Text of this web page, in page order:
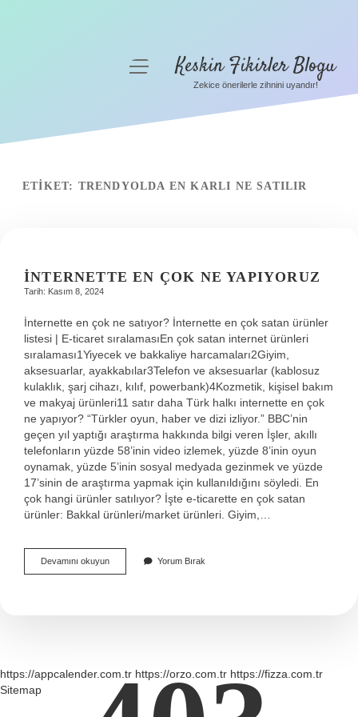
Gizlilik Politikası
menüyü
aç
Keskin Fikirler Blogu
Zekice önerilerle zihnini uyandır!
ETIKET: TRENDYOLDA EN KARLI NE SATILIR
İNTERNETTE EN ÇOK NE YAPIYORUZ
Tarih: Kasım 8, 2024
İnternette en çok ne satıyor? İnternette en çok satan ürünler
listesi | E-ticaret sıralamasıEn çok satan internet ürünleri
sıralaması1Yiyecek ve bakkaliye harcamaları2Giyim,
aksesuarlar, ayakkabılar3Telefon ve aksesuarlar (kablosuz
kulaklık, şarj cihazı, kılıf, powerbank)4Kozmetik, kişisel bakım
ve makyaj ürünleri11 satır daha Türk halkı internette en çok
ne yapıyor? “Türkler oyun, haber ve dizi izliyor.” BBC’nin
geçen yıl yaptığı araştırma hakkında bilgi veren İşler, akıllı
telefonların yüzde 58’inin video izlemek, yüzde 8’inin oyun
oynamak, yüzde 5’inin sosyal medyada gezinmek ve yüzde
17’sinin de araştırma yapmak için kullanıldığını söyledi. En
çok hangi ürünler satılıyor? İşte e-ticarette en çok satan
ürünler: Bakkal ürünleri/market ürünleri. Giyim,…
Devamını okuyunİNternette
En
Yorum Bırak
https://appcalender.com.tr https://orzo.com.tr https://fizza.com.tr
Sitemap